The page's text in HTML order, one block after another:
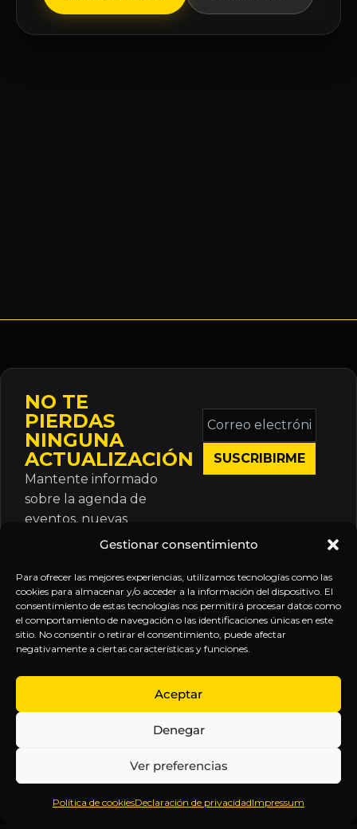
Gestionar consentimiento
Para ofrecer las mejores experiencias, utilizamos tecnologías como las
cookies para almacenar y/o acceder a la información del dispositivo. El
consentimiento de estas tecnologías nos permitirá procesar datos como
el comportamiento de navegación o las identificaciones únicas en este
sitio. No consentir o retirar el consentimiento, puede afectar
negativamente a ciertas características y funciones.
Aceptar
Denegar
Ver preferencias
Política de cookiesDeclaración de privacidadImpressum
NO TE
PIERDAS
NINGUNA
ACTUALIZACIÓN
Mantente informado
sobre la agenda de
eventos, nuevas
publicaciones y
suscripción.
Correo
electrónico
*
Inteligencia
Anticipándonos
EXPLORA
Inicio
Sobre
Contenido
Webinars
LEGAL
Política
de
Términos y
Aviso
SÍGUENOS